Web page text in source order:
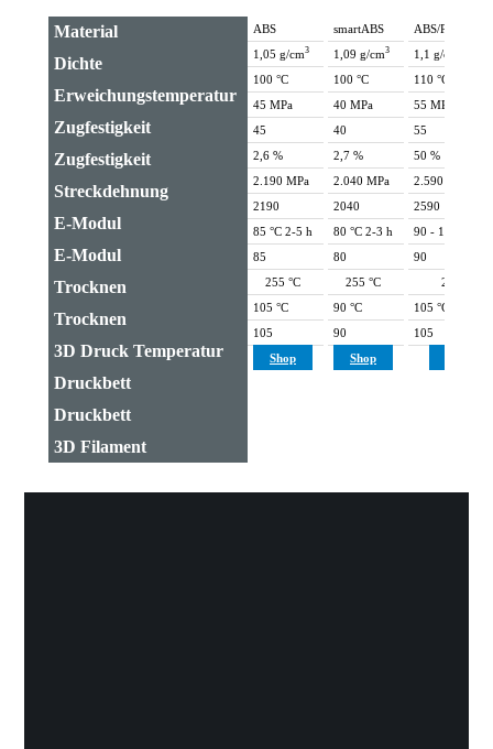
Material
Dichte
Erweichungs­temperatur
Zug­festigkeit
Zug­festigkeit
Streck­dehnung
E-Modul
E-Modul
Trocknen
Trocknen
3D Druck Temperatur
Druckbett
Druckbett
3D Filament
ABS
1,05 g/cm3
100 °C
45 MPa
45
2,6 %
2.190 MPa
2190
85 °C 2-5 h
85
255 °C
105 °C
105
Shop
smartABS
1,09 g/cm3
100 °C
40 MPa
40
2,7 %
2.040 MPa
2040
80 °C 2-3 h
80
255 °C
90 °C
90
Shop
ABS/PC
1,1 g/cm
110 °C
55 MPa
55
50 %
2.590 MPa
2590
90 - 110 °C 2-
90
255 °C
105 °C
105